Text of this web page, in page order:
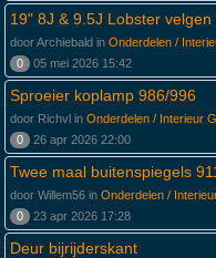
19" 8J & 9.5J Lobster
door Archiebald in Onderdelen /
0
05 mei 2026 15:42
Sproeier koplamp 986/996
door Richvl in Onderdelen / Interieur
0
26 apr 2026 22:00
Twee maal buitenspiegels
door Willem56 in Onderdelen /
0
23 apr 2026 17:28
Deur bijrijderskant